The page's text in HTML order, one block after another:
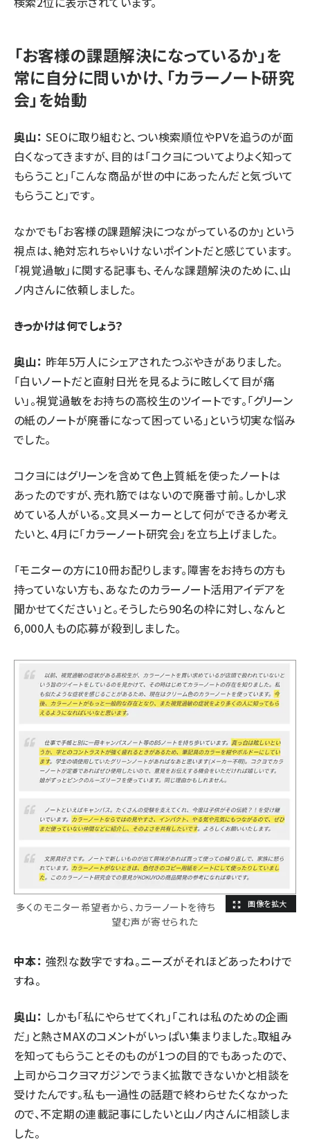
「お客様の課題解決になっているか」を
常に自分に問いかけ、「カラーノート研究
会」を始動
奥山： SEOに取り組むと、つい検索順位やPVを追うのが面
白くなってきますが、目的は「コクヨについてよりよく知って
もらうこと」「こんな商品が世の中にあったんだと気づいて
もらうこと」です。
なかでも「お客様の課題解決につながっているのか」という
視点は、絶対忘れちゃいけないポイントだと感じています。
「視覚過敏」に関する記事も、そんな課題解決のために、山
ノ内さんに依頼しました。
――きっかけは何でしょう？
奥山： 昨年5万人にシェアされたつぶやきがありました。
「白いノートだと直射日光を見るように眩しくて目が痛
い」。視覚過敏をお持ちの高校生のツイートです。「グリーン
の紙のノートが廃番になって困っている」という切実な悩み
でした。
コクヨにはグリーンを含めて色上質紙を使ったノートは
あったのですが、売れ筋ではないので廃番寸前。しかし求
めている人がいる。文具メーカーとして何ができるか考え
たいと、4月に「カラーノート研究会」を立ち上げました。
「モニターの方に10冊お配りします。障害をお持ちの方も
持っていない方も、あなたのカラーノート活用アイデアを
聞かせてください」と。そうしたら90名の枠に対し、なんと
6,000人もの応募が殺到しました。
多くのモニター希望者から、カラーノートを待ち
望む声が寄せられた
中本： 強烈な数字ですね。ニーズがそれほどあったわけで
すね。
奥山： しかも「私にやらせてくれ」「これは私のための企画
だ」と熱さMAXのコメントがいっぱい集まりました。取組み
を知ってもらうことそのものが1つの目的でもあったので、
上司からコクヨマガジンでうまく拡散できないかと相談を
受けたんです。私も一過性の話題で終わらせたくなかった
ので、不定期の連載記事にしたいと山ノ内さんに相談しま
した。